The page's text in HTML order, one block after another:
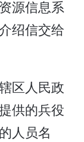
源信息系
绍信交给
区人民政
供的兵役
人员名